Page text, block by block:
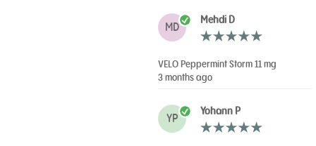
MD
Mehdi D
VELO Peppermint Storm 11 mg
3 months ago
YP
Yohann P